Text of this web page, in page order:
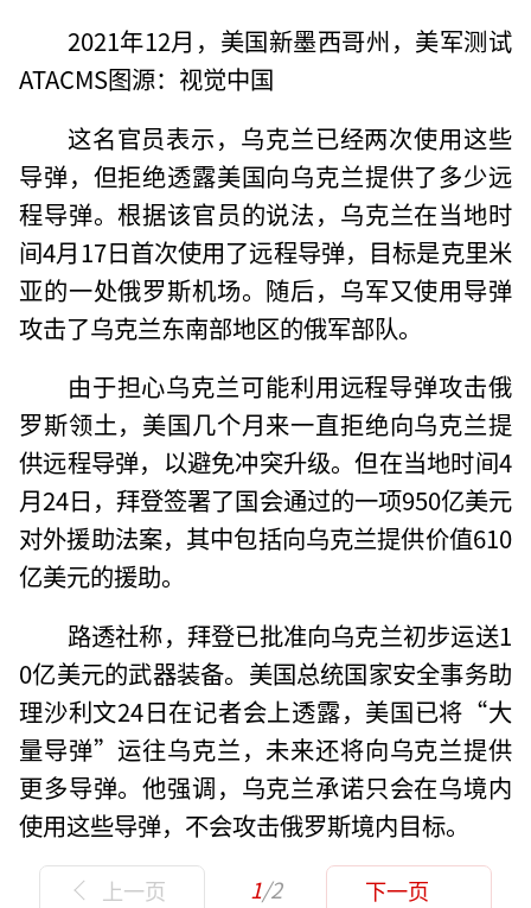
2021年12月，美国新墨西哥州，美军测试
ATACMS图源：视觉中国
这名官员表示，乌克兰已经两次使用这些
导弹，但拒绝透露美国向乌克兰提供了多少远
程导弹。根据该官员的说法，乌克兰在当地时
间4月17日首次使用了远程导弹，目标是克里米
亚的一处俄罗斯机场。随后，乌军又使用导弹
攻击了乌克兰东南部地区的俄军部队。
由于担心乌克兰可能利用远程导弹攻击俄
罗斯领土，美国几个月来一直拒绝向乌克兰提
供远程导弹，以避免冲突升级。但在当地时间4
月24日，拜登签署了国会通过的一项950亿美元
对外援助法案，其中包括向乌克兰提供价值610
亿美元的援助。
路透社称，拜登已批准向乌克兰初步运送1
0亿美元的武器装备。美国总统国家安全事务助
理沙利文24日在记者会上透露，美国已将“大
量导弹”运往乌克兰，未来还将向乌克兰提供
更多导弹。他强调，乌克兰承诺只会在乌境内
使用这些导弹，不会攻击俄罗斯境内目标。
上一页 1/2 下一页